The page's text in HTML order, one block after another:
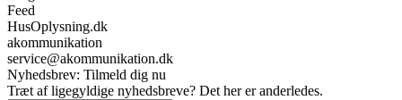
Feed
HusOplysning.dk
akommunikation
service@akommunikation.dk
Nyhedsbrev: Tilmeld dig nu
Træt af ligegyldige nyhedsbreve? Det her er anderledes.